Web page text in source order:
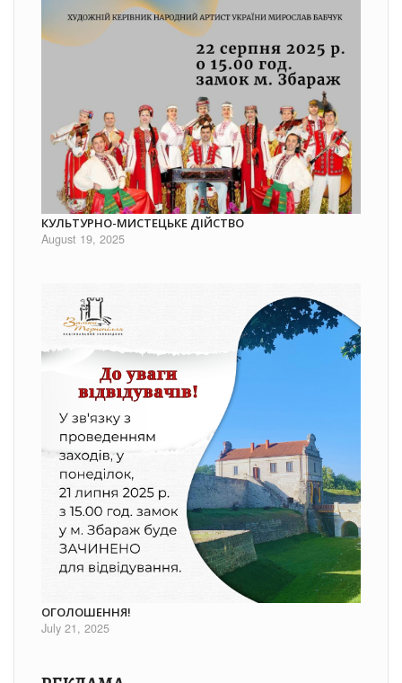
КУЛЬТУРНО-МИСТЕЦЬКЕ ДІЙСТВО
August 19, 2025
ОГОЛОШЕННЯ!
July 21, 2025